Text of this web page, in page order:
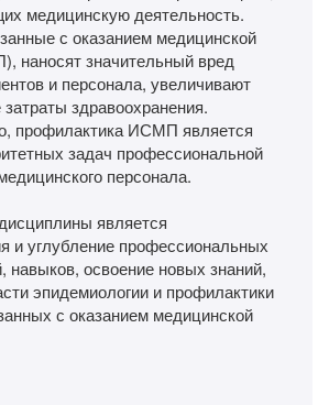
медицинскую деятельность.
с оказанием медицинской
наносят значительный вред
и персонала, увеличивают
здравоохранения.
профилактика ИСМП является
задач профессиональной
персонала.
является
и углубление профессиональных
навыков, освоение новых знаний,
эпидемиологии и профилактики
с оказанием медицинской